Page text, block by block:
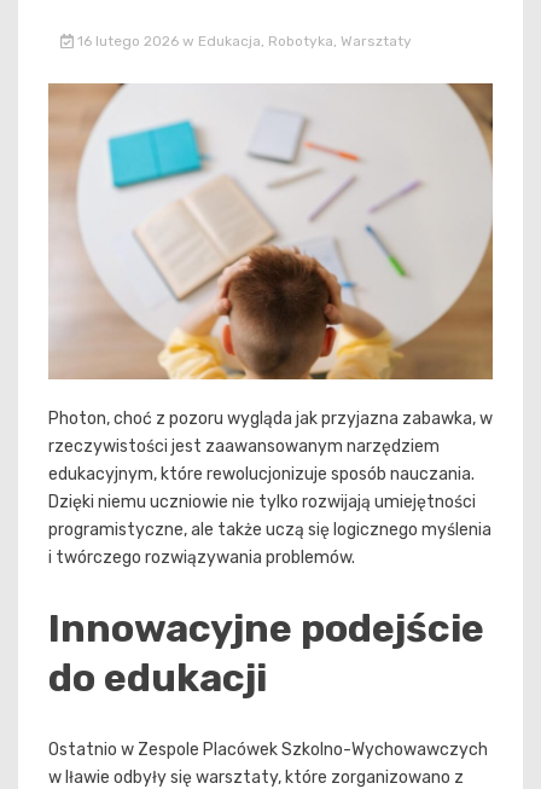
16 lutego 2026 w Edukacja, Robotyka, Warsztaty
Photon, choć z pozoru wygląda jak przyjazna zabawka, w
rzeczywistości jest zaawansowanym narzędziem
edukacyjnym, które rewolucjonizuje sposób nauczania.
Dzięki niemu uczniowie nie tylko rozwijają umiejętności
programistyczne, ale także uczą się logicznego myślenia
i twórczego rozwiązywania problemów.
Innowacyjne podejście
do edukacji
Ostatnio w Zespole Placówek Szkolno-Wychowawczych
w Iławie odbyły się warsztaty, które zorganizowano z